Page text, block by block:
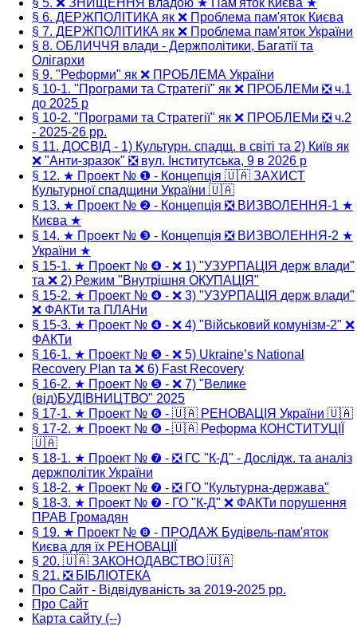
§ 6. ДЕРЖПОЛІТИКА як ❌ Проблема пам'яток Києва
§ 7. ДЕРЖПОЛІТИКА як ❌ Проблема пам'яток України
§ 8. ОБЛИЧЧЯ влади - Держполітики, Багатії та
Олігархи
§ 9. "Реформи" як ❌ ПРОБЛЕМА України
§ 10-1. "Програми та Стратегії" як ❌ ПРОБЛЕМи ❎ ч.1
до 2025 р
§ 10-2. "Програми та Стратегії" як ❌ ПРОБЛЕМи ❎ ч.2
- 2025-26 рр.
§ 11. ДОСВІД - 1) Культурн. спадщ. в світі та 2) Київ як
❌ "Анти-зразок" ❎ вул. Інститутська, 9 в 2026 р
§ 12. ★ Проект № ❶ - Концепція 🇺🇦 ЗАХИСТ
Культурної спадщини України 🇺🇦
§ 13. ★ Проект № ❷ - Концепція ❎ ВИЗВОЛЕННЯ-1 ★
Києва ★
§ 14. ★ Проект № ❸ - Концепція ❎ ВИЗВОЛЕННЯ-2 ★
України ★
§ 15-1. ★ Проект № ❹ - ❌ 1) "УЗУРПАЦІЯ держ влади"
та ❌ 2) Режим "Внутрішня ОКУПАЦІЯ"
§ 15-2. ★ Проект № ❹ - ❌ 3) "УЗУРПАЦІЯ держ влади"
❌ ФАКТи та ПЛАНи
§ 15-3. ★ Проект № ❹ - ❌ 4) "Військовий комунізм-2" ❌
ФАКТи
§ 16-1. ★ Проект № ❺ - ❌ 5) Ukraine’s National
Recovery Plan та ❌ 6) Fast Recovery
§ 16-2. ★ Проект № ❺ - ❌ 7) "Велике
(від)БУДІВНИЦТВО" 2025
§ 17-1. ★ Проект № ❻ - 🇺🇦 РЕНОВАЦІЯ України 🇺🇦
§ 17-2. ★ Проект № ❻ - 🇺🇦 Реформа КОНСТИТУЦІЇ
🇺🇦
§ 18-1. ★ Проект № ❼ - ❎ ГС "К-Д" - Дослідж. та аналіз
держполітик України
§ 18-2. ★ Проект № ❼ - ❎ ГО "Культурна-держава"
§ 18-3. ★ Проект № ❼ - ГО "К-Д" ❌ ФАКТи порушення
ПРАВ Громадян
§ 19. ★ Проект № ❽ - ПРОДАЖ Будівель-пам'яток
Києва для їх РЕНОВАЦІЇ
§ 20. 🇺🇦 ЗАКОНОДАВСТВО 🇺🇦
§ 21. ❎ БІБЛІОТЕКА
Про Сайт - Відвідуваність за 2019-2025 рр.
Про Сайт
Карта сайту (--)